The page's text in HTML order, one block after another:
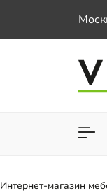
Интернет-магазин